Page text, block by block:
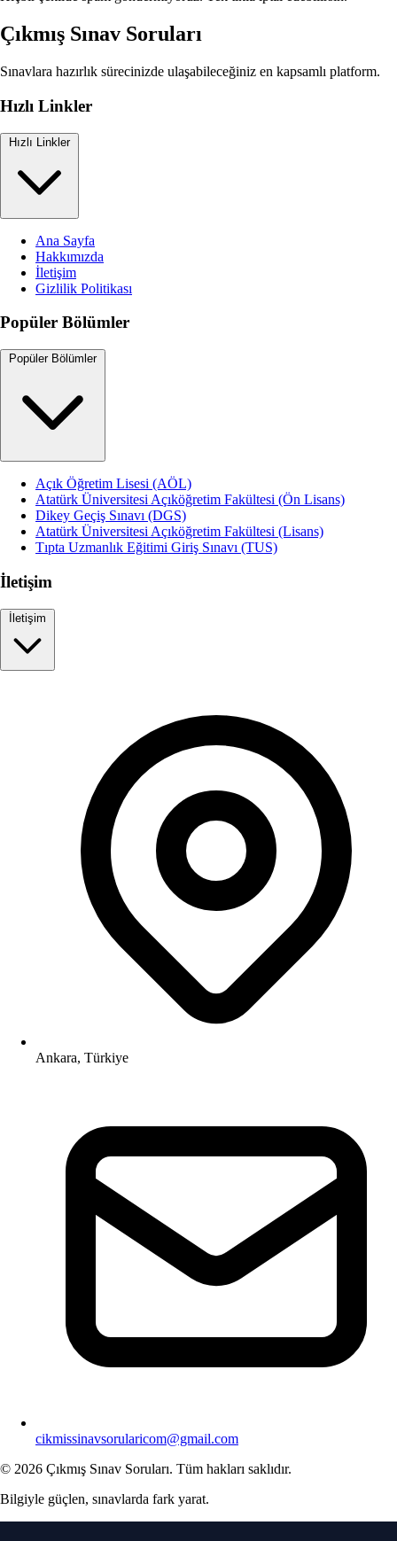
Çıkmış Sınav Soruları
Sınavlara hazırlık sürecinizde ulaşabileceğiniz en kapsamlı platform.
Hızlı Linkler
Hızlı Linkler
Ana Sayfa
Hakkımızda
İletişim
Gizlilik Politikası
Popüler Bölümler
Popüler Bölümler
Açık Öğretim Lisesi (AÖL)
Atatürk Üniversitesi Açıköğretim Fakültesi (Ön Lisans)
Dikey Geçiş Sınavı (DGS)
Atatürk Üniversitesi Açıköğretim Fakültesi (Lisans)
Tıpta Uzmanlık Eğitimi Giriş Sınavı (TUS)
İletişim
İletişim
Ankara, Türkiye
cikmissinavsorularicom@gmail.com
© 2026 Çıkmış Sınav Soruları. Tüm hakları saklıdır.
Bilgiyle güçlen, sınavlarda fark yarat.